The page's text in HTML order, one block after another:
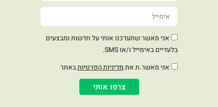
אני מאשר שתעדכנו אותי על חדשות ומבצעים
בלעדיים באימייל ו/או SMS.
אני מאשר.ת אתמדיניות הפרטיותבאתר
צרפו אותי